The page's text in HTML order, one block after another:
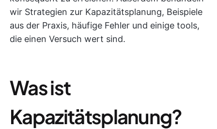
wir Strategien zur Kapazitätsplanung, Beispiele
aus der Praxis, häufige Fehler und einige tools,
die einen Versuch wert sind.
Was ist
Kapazitätsplanung?